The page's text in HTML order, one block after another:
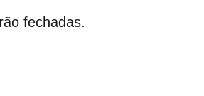
fechadas.